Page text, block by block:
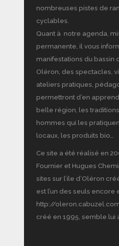
nombreuses pistes de
cyclables.
Quant à notre agenda,
permanente, il vous
manifestations du bassin
Oléron, des spectacles,
ateliers pratiques,
permettront d’en
belle région, les
hommes qui les
locaux, les produits bio…
Ce site a été réalisé en
Fournier et Hugues
sites sur l’ile d’Oléron
est l’un des seuls encore
http://
créé en 1995, semble lui